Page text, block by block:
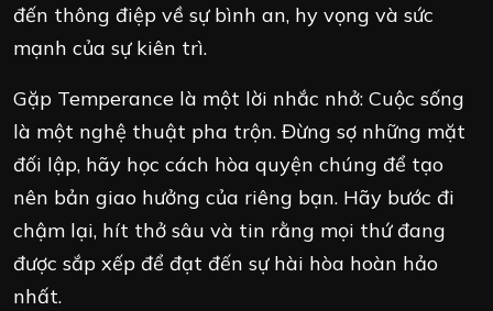
đến thông điệp về sự bình an, hy vọng và sức
mạnh của sự kiên trì.
Gặp Temperance là một lời nhắc nhở: Cuộc sống
là một nghệ thuật pha trộn. Đừng sợ những mặt
đối lập, hãy học cách hòa quyện chúng để tạo
nên bản giao hưởng của riêng bạn. Hãy bước đi
chậm lại, hít thở sâu và tin rằng mọi thứ đang
được sắp xếp để đạt đến sự hài hòa hoàn hảo
nhất.